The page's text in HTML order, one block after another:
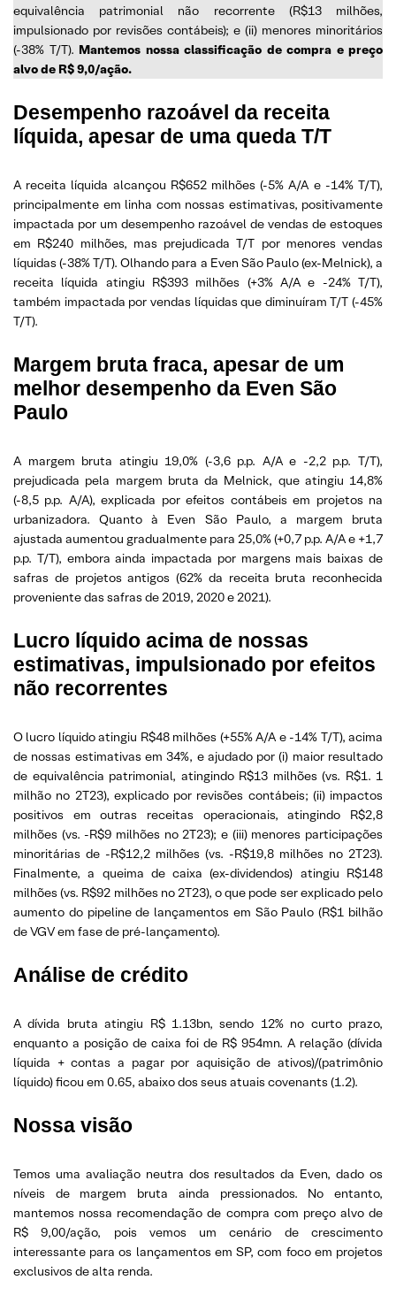
equivalência patrimonial não recorrente (R$13 milhões,
impulsionado por revisões contábeis); e (ii) menores minoritários
(-38% T/T). Mantemos nossa classificação de compra e preço
alvo de R$ 9,0/ação.
Desempenho razoável da receita
líquida, apesar de uma queda T/T
A receita líquida alcançou R$652 milhões (-5% A/A e -14% T/T),
principalmente em linha com nossas estimativas, positivamente
impactada por um desempenho razoável de vendas de estoques
em R$240 milhões, mas prejudicada T/T por menores vendas
líquidas (-38% T/T). Olhando para a Even São Paulo (ex-Melnick), a
receita líquida atingiu R$393 milhões (+3% A/A e -24% T/T),
também impactada por vendas líquidas que diminuíram T/T (-45%
T/T).
Margem bruta fraca, apesar de um
melhor desempenho da Even São
Paulo
A margem bruta atingiu 19,0% (-3,6 p.p. A/A e -2,2 p.p. T/T),
prejudicada pela margem bruta da Melnick, que atingiu 14,8%
(-8,5 p.p. A/A), explicada por efeitos contábeis em projetos na
urbanizadora. Quanto à Even São Paulo, a margem bruta
ajustada aumentou gradualmente para 25,0% (+0,7 p.p. A/A e +1,7
p.p. T/T), embora ainda impactada por margens mais baixas de
safras de projetos antigos (62% da receita bruta reconhecida
proveniente das safras de 2019, 2020 e 2021).
Lucro líquido acima de nossas
estimativas, impulsionado por efeitos
não recorrentes
O lucro líquido atingiu R$48 milhões (+55% A/A e -14% T/T), acima
de nossas estimativas em 34%, e ajudado por (i) maior resultado
de equivalência patrimonial, atingindo R$13 milhões (vs. R$1. 1
milhão no 2T23), explicado por revisões contábeis; (ii) impactos
positivos em outras receitas operacionais, atingindo R$2,8
milhões (vs. -R$9 milhões no 2T23); e (iii) menores participações
minoritárias de -R$12,2 milhões (vs. -R$19,8 milhões no 2T23).
Finalmente, a queima de caixa (ex-dividendos) atingiu R$148
milhões (vs. R$92 milhões no 2T23), o que pode ser explicado pelo
aumento do pipeline de lançamentos em São Paulo (R$1 bilhão
de VGV em fase de pré-lançamento).
Análise de crédito
A dívida bruta atingiu R$ 1.13bn, sendo 12% no curto prazo,
enquanto a posição de caixa foi de R$ 954mn. A relação (dívida
líquida + contas a pagar por aquisição de ativos)/(patrimônio
líquido) ficou em 0.65, abaixo dos seus atuais covenants (1.2).
Nossa visão
Temos uma avaliação neutra dos resultados da Even, dado os
níveis de margem bruta ainda pressionados. No entanto,
mantemos nossa recomendação de compra com preço alvo de
R$ 9,00/ação, pois vemos um cenário de crescimento
interessante para os lançamentos em SP, com foco em projetos
exclusivos de alta renda.